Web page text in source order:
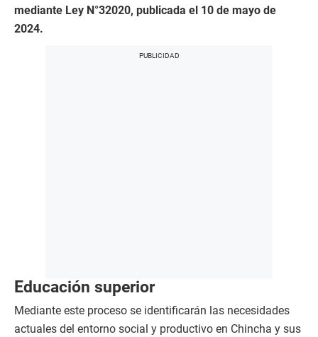
mediante Ley N°32020, publicada el 10 de mayo de
2024.
Educación superior
Mediante este proceso se identificarán las necesidades
actuales del entorno social y productivo en Chincha y sus